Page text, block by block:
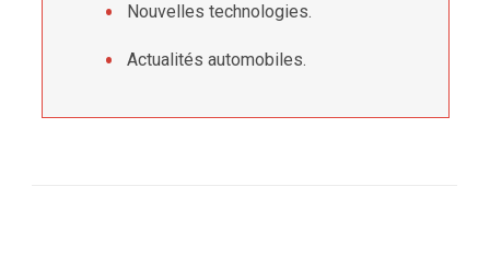
Nouvelles technologies.
Actualités automobiles.